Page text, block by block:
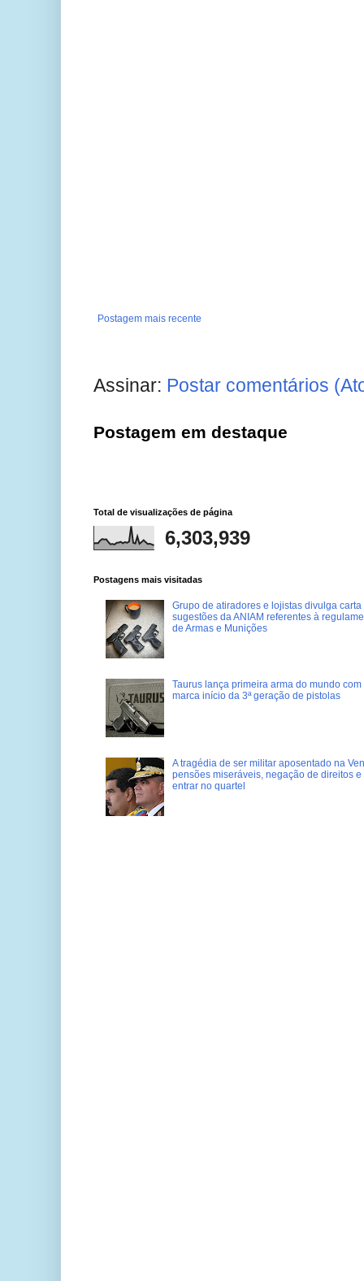
Postagem mais recente
Assinar: Postar comentários
Postagem em destaque
Total de visualizações de página
6,303,939
Postagens mais visitadas
Grupo de atiradores e lojistas divulga carta
sugestões da ANIAM referentes à
de Armas e Munições
Taurus lança primeira arma do mundo
marca início da 3ª geração de pistolas
A tragédia de ser militar aposentado na
pensões miseráveis, negação de direitos
entrar no quartel